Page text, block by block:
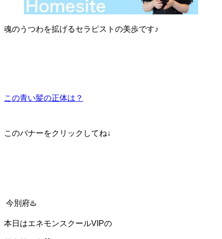
魂のうつわを拡げるセラピストの美歩です♪
この青い髪の正体は？
このバナーをクリックしてね↓
今別府♨️
本日はエネモンスクールVIPの